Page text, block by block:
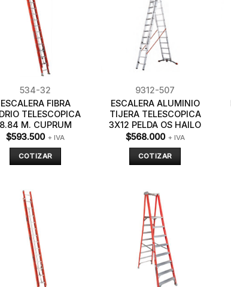
534-32
ESCALERA FIBRA
TELESCOPICA
M. CUPRUM
$593.500 + IVA
COTIZAR
9312-507
ESCALERA ALUMINIO
TIJERA TELESCOPICA
3X12 PELDA OS HAILO
$568.000 + IVA
COTIZAR